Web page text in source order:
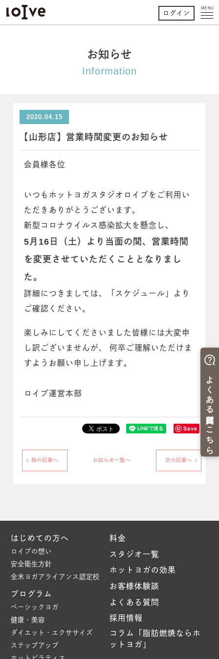
MENU
ログイン
お知らせ
Information
2020.04.15
【山形店】営業時間変更のお知らせ
会員様各位
いつもホットヨガスタジオロイブをご利用い
ただきありがとうございます。
新型コロナウイルス感染拡大を懸念し、
5月16日（土）より当面の間、営業時間
を変更させていただくこととなりまし
た。
詳細につきましては、「スケジュール」より
ご確認ください。
楽しみにしてくださいました皆様には大変申
し訳ございませんが、 何卒ご理解いただけま
すようお願い申し上げます。
ロイブ運営本部
Save
前の記事へ お知らせ一覧へ 次の記事へ
はじめての方へ
ロイブの想い
安全衛生方針
全米ヨガアライアンス認定校
プログラム
ベーシックヨガ
健康・美容
ダイエット・エクササイズ
ステップアップ
料金
スタジオ一覧
ホットヨガの効果
お客様体験談
よくある質問
採用情報
コラム「脂肪燃焼ならホ
ットヨガ」